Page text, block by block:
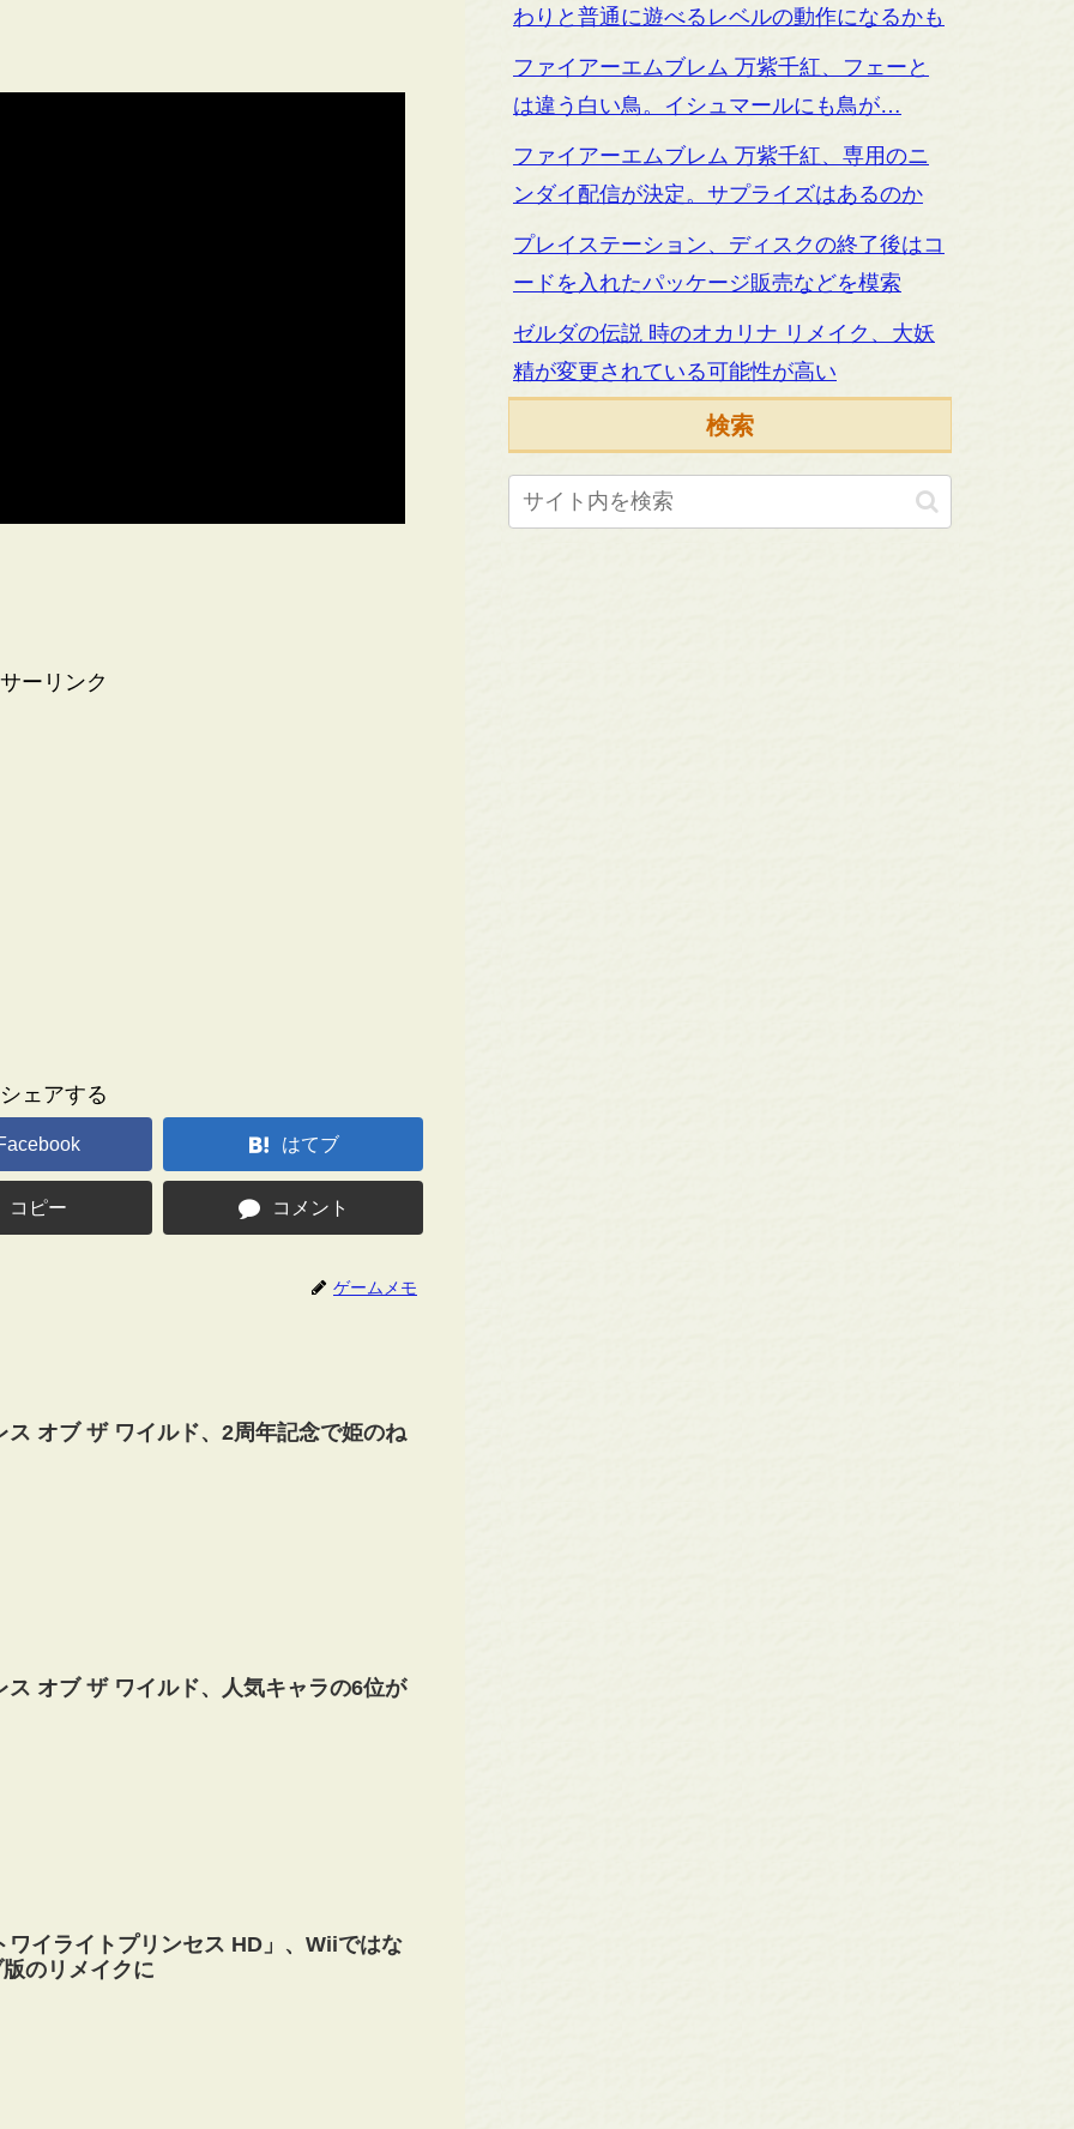
ーリンク
ェアする
はてブ
コピー コメント
ゲームメモ
ス オブ ザ ワイルド、2周年記念で姫のね
ス オブ ザ ワイルド、人気キャラの6位が
ワイライトプリンセス HD」、Wiiではな
のリメイクに
わりと普通に遊べるレベルの動作になるかも
ファイアーエムブレム 万紫千紅、フェーと
は違う白い鳥。イシュマールにも鳥が…
ファイアーエムブレム 万紫千紅、専用のニ
ンダイ配信が決定。サプライズはあるのか
プレイステーション、ディスクの終了後はコ
ードを入れたパッケージ販売などを模索
ゼルダの伝説 時のオカリナ リメイク、大妖
精が変更されている可能性が高い
検索